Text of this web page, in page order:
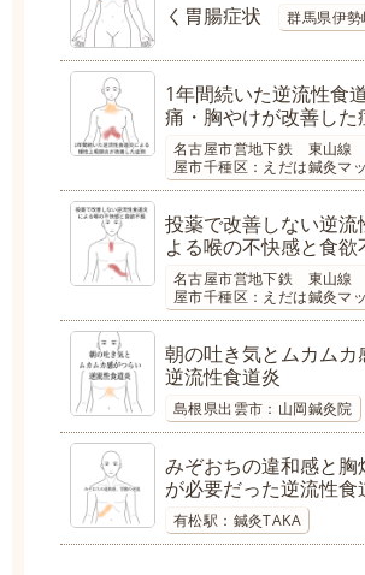
く胃腸症状
群馬県伊
1年間続いた逆流性食
痛・胸やけが改善した
名古屋市営地下鉄 東山線
屋市千種区：えだは鍼灸マ
投薬で改善しない逆流
よる喉の不快感と食欲
名古屋市営地下鉄 東山線
屋市千種区：えだは鍼灸マ
朝の吐き気とムカムカ
逆流性食道炎
島根県出雲市：山岡鍼灸院
みぞおちの違和感と胸
が必要だった逆流性食
有松駅：鍼灸TAKA